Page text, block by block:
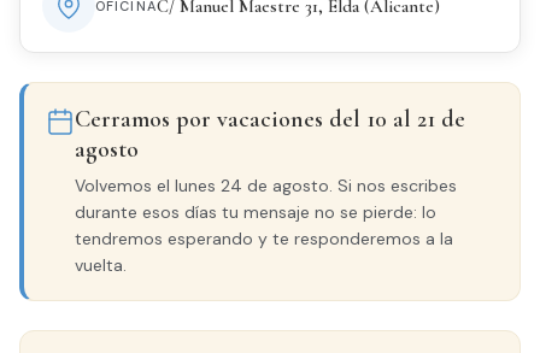
OFICINAC/ Manuel Maestre 31, Elda (Alicante)
Cerramos por vacaciones del 10 al 21 de
agosto
Volvemos el lunes 24 de agosto. Si nos escribes
durante esos días tu mensaje no se pierde: lo
tendremos esperando y te responderemos a la
vuelta.